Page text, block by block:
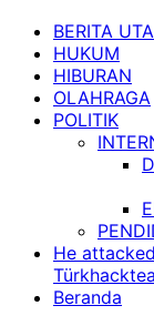
BERITA
HUKUM
HIBURAN
OLAHRAGA
POLITIK
He
Beranda